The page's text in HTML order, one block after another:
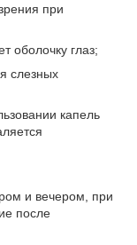
при
оболочку глаз;
слезных
капель
и вечером, при
после